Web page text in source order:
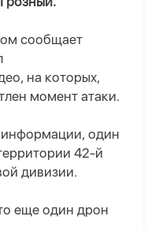
сообщает
на которых,
момент атаки.
один
42-й
дивизии.
еще один дрон